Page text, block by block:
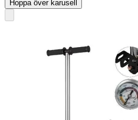
Hoppa över karusell